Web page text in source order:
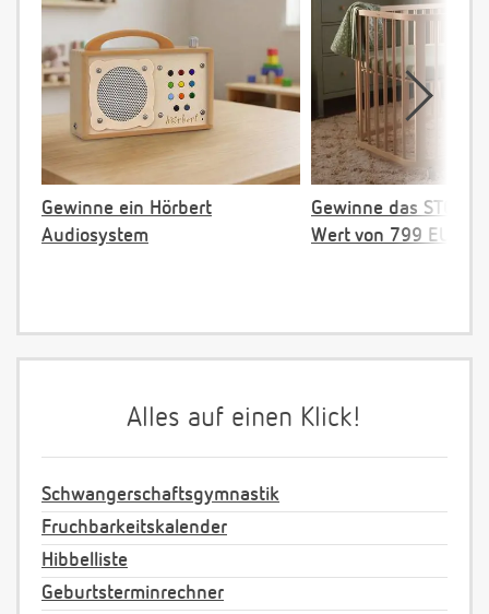
Gewinne ein Hörbert
Audiosystem
Gewinne das
Wert von 799 EUR
Alles auf einen Klick!
Schwangerschaftsgymnastik
Fruchbarkeitskalender
Hibbelliste
Geburtsterminrechner